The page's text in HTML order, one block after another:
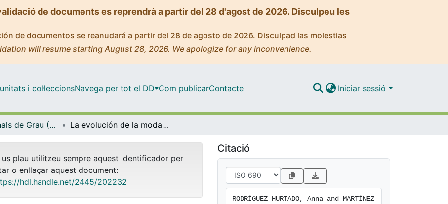
de documents es reprendrà a partir del 28 d'agost de 2026. Disculpeu les
de documentos se reanudará a partir del 28 de agosto de 2026. Disculpad las molestias
will resume starting August 28, 2026. We apologize for any inconvenience.
i col·leccionsNavega per tot el DD Com publicarContacte Iniciar sessió
Treballs Finals de Grau (TFG) – INFOCOM (Doble Grau) La evolución de la moda según las revistes femenines españolas desde 1920 hasta la actualidad y su representación en una nueva revista: de Dolores a Lolita
us plau utilitzeu sempre aquest identificador per
o enllaçar aquest document:
hdl.handle.net/2445/202232
Citació
RODRÍGUEZ HURTADO, Anna and MARTÍNEZ